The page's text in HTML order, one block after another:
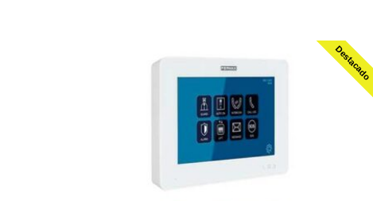
Destacado